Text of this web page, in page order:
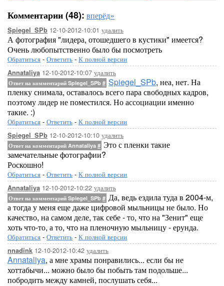
Комментарии (48): вперёд»
Spiegel_SPb 12-10-2012-10:01 удалить
А фотография "лидера, отошедшего в кустики" имеется?
Очень любопытственно было бы посмотреть
Обратиться - Ответить - К полной версии
Annataliya 12-10-2012-10:07 удалить
Ответ на комментарий Spiegel_SPb # Spiegel_SPb, неа, нет. На
пленку снимала, оставалось всего пара свободных кадров,
поэтому лидер не поместился. Но ассоциации именно
такие. :)
Обратиться - Ответить - К полной версии
Spiegel_SPb 12-10-2012-10:10 удалить
Ответ на комментарий Annataliya # Это с пленки такие
замечательные фотографии?
Роскошно!
Обратиться - Ответить - К полной версии
Annataliya 12-10-2012-10:22 удалить
Ответ на комментарий Spiegel_SPb # Да, ведь ездила туда в 2004-м,
а тогда у меня еще даже цифровой мыльницы не было. Но
качество, на самом деле, так себе - то, что на "Зенит" еще
хоть что-то, а то, что на пленочную мыльницу - ерунда.
Обратиться - Ответить - К полной версии
nnadink 12-10-2012-10:42 удалить
Annataliya, а мне храмы понравились... если бы не
хоттабычи... можно было бы побыть там подольше...
побродить между камней, послушать себя...